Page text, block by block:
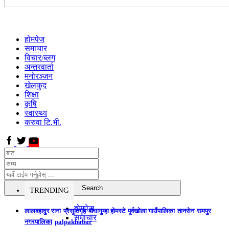
होमपेज
समाचार
विचार/ब्लग
अन्तरवार्ता
मनोरञ्जन
खेलकुद
शिक्षा
कृषि
स्वास्थ्य
करुवा टि.भी.
TRENDING
लालबहादुर राना प्रसूतिगृह बौघागुम्हा होमस्टे पूर्वखोला गाउँपालिका तानसेन रामपुर
नगरपालिका palpakhabar
होमपेज
समाचार